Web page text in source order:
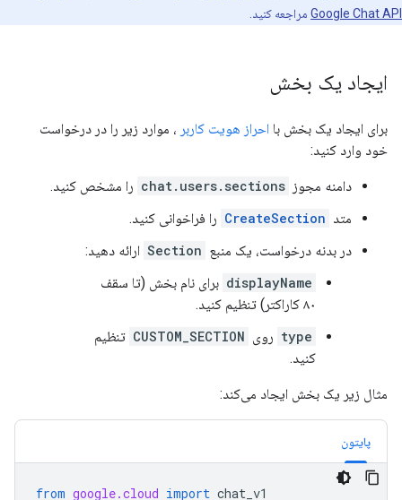
Google Chat API مراجعه کنید.
ایجاد یک بخش
برای ایجاد یک بخش با احراز هویت کاربر ، موارد زیر را در درخواست
خود وارد کنید:
دامنه مجوز chat.users.sections را مشخص کنید.
متد CreateSection را فراخوانی کنید.
در بدنه درخواست، یک منبع Section ارائه دهید:
displayName برای نام بخش (تا سقف
۸۰ کاراکتر) تنظیم کنید.
type روی CUSTOM_SECTION تنظیم
کنید.
مثال زیر یک بخش ایجاد می‌کند:
پایتون
from google.cloud import chat_v1